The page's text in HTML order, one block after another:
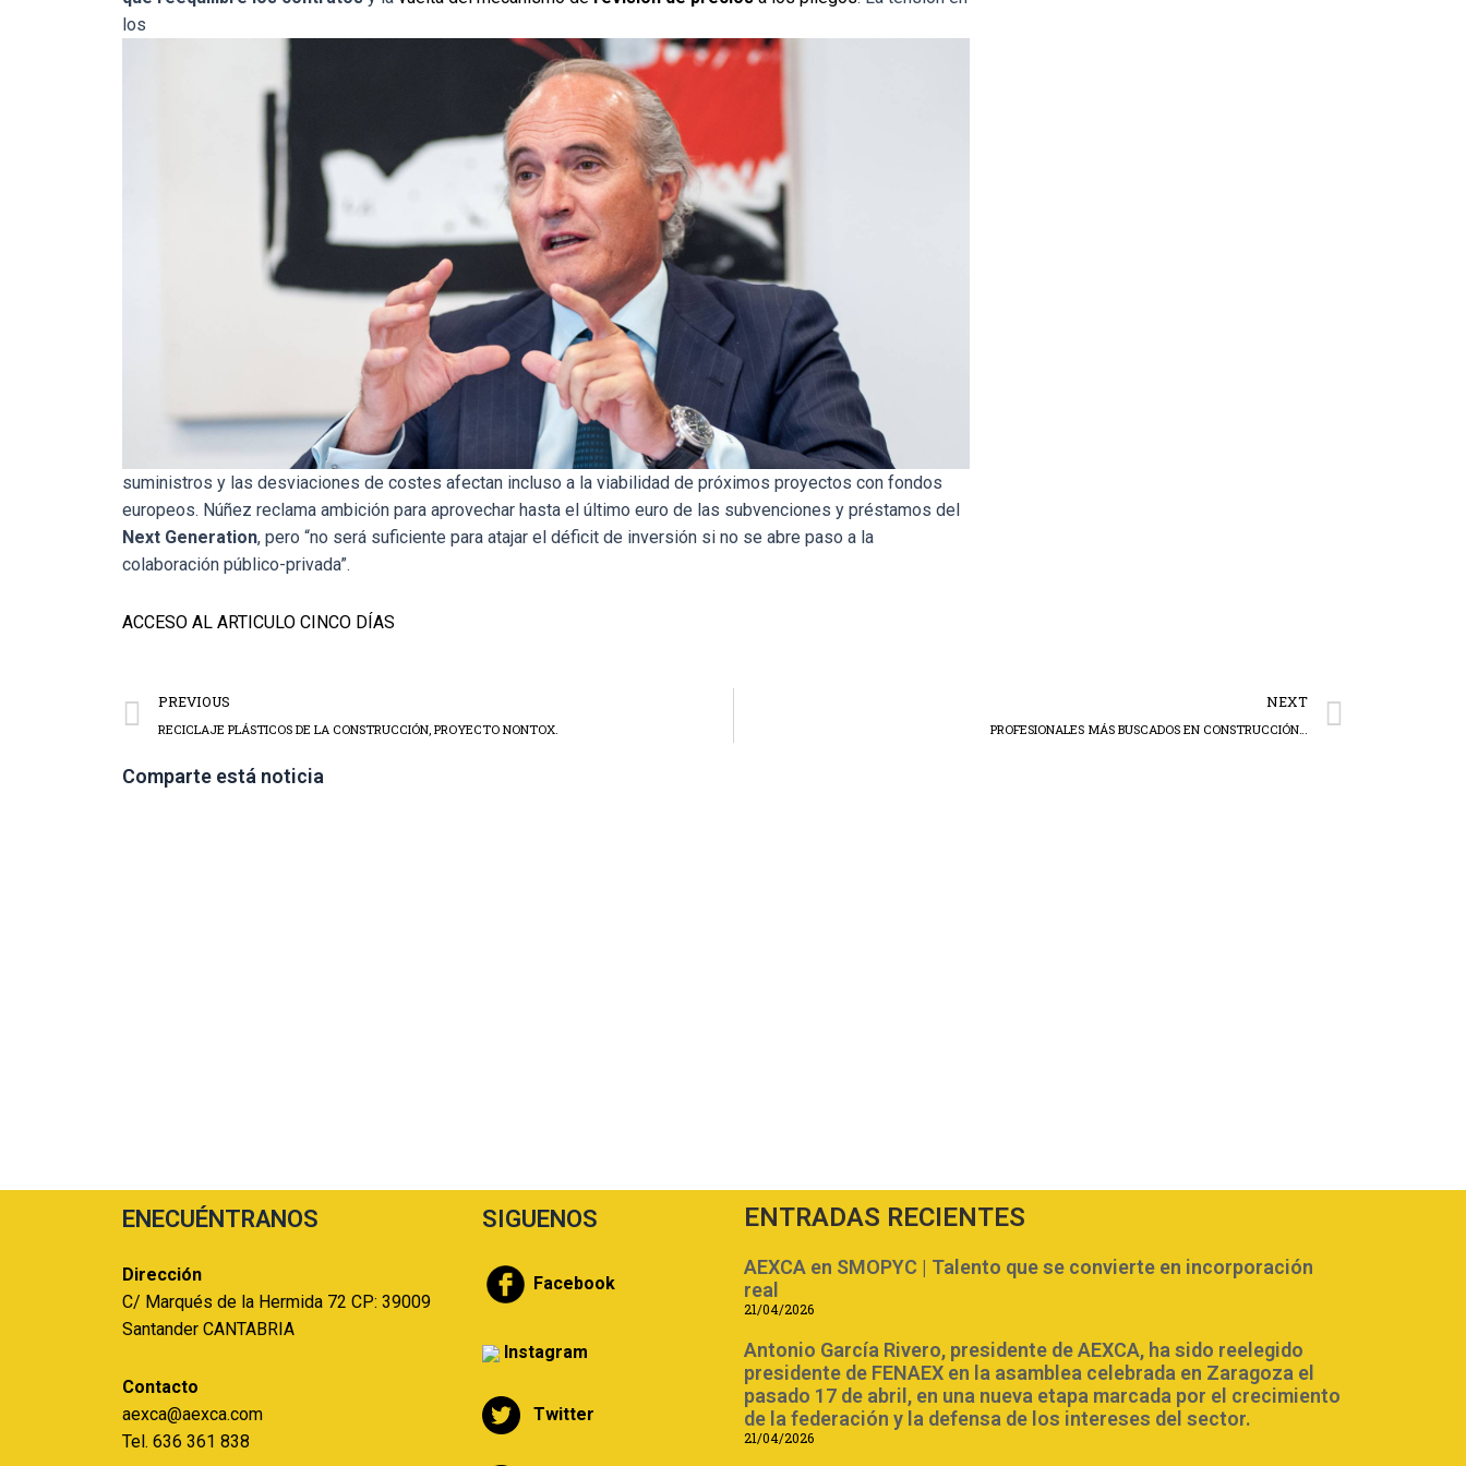
los
suministros y las desviaciones de costes afectan incluso a la viabilidad de próximos proyectos con fondos
europeos. Núñez reclama ambición para aprovechar hasta el último euro de las subvenciones y préstamos del
Next Generation, pero “no será suficiente para atajar el déficit de inversión si no se abre paso a la
colaboración público-privada”.
ACCESO AL ARTICULO CINCO DÍAS
PREVIOUS
RECICLAJE PLÁSTICOS DE LA CONSTRUCCIÓN, PROYECTO NONTOX.
NEXT
PROFESIONALES MÁS BUSCADOS EN CONSTRUCCIÓN…
Comparte está noticia
ENECUÉNTRANOS
Dirección
C/ Marqués de la Hermida 72 CP: 39009
Santander CANTABRIA
Contacto
aexca@aexca.com
Tel. 636 361 838
SIGUENOS
Facebook
Instagram
Twitter
ENTRADAS RECIENTES
AEXCA en SMOPYC | Talento que se convierte en incorporación
real
21/04/2026
Antonio García Rivero, presidente de AEXCA, ha sido reelegido
presidente de FENAEX en la asamblea celebrada en Zaragoza el
pasado 17 de abril, en una nueva etapa marcada por el crecimiento
de la federación y la defensa de los intereses del sector.
21/04/2026